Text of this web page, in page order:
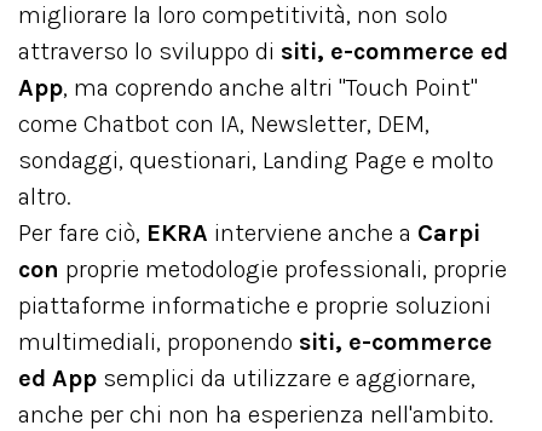
migliorare la loro competitività, non solo
attraverso lo sviluppo di siti, e-commerce ed
App, ma coprendo anche altri "Touch Point"
come Chatbot con IA, Newsletter, DEM,
sondaggi, questionari, Landing Page e molto
altro.
Per fare ciò, EKRA interviene anche a Carpi
con proprie metodologie professionali, proprie
piattaforme informatiche e proprie soluzioni
multimediali, proponendo siti, e-commerce
ed App semplici da utilizzare e aggiornare,
anche per chi non ha esperienza nell'ambito.